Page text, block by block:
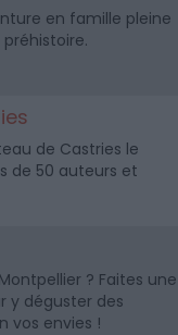
en famille pleine
de Castries le
de 50 auteurs et
? Faites une
y déguster des
vos envies !